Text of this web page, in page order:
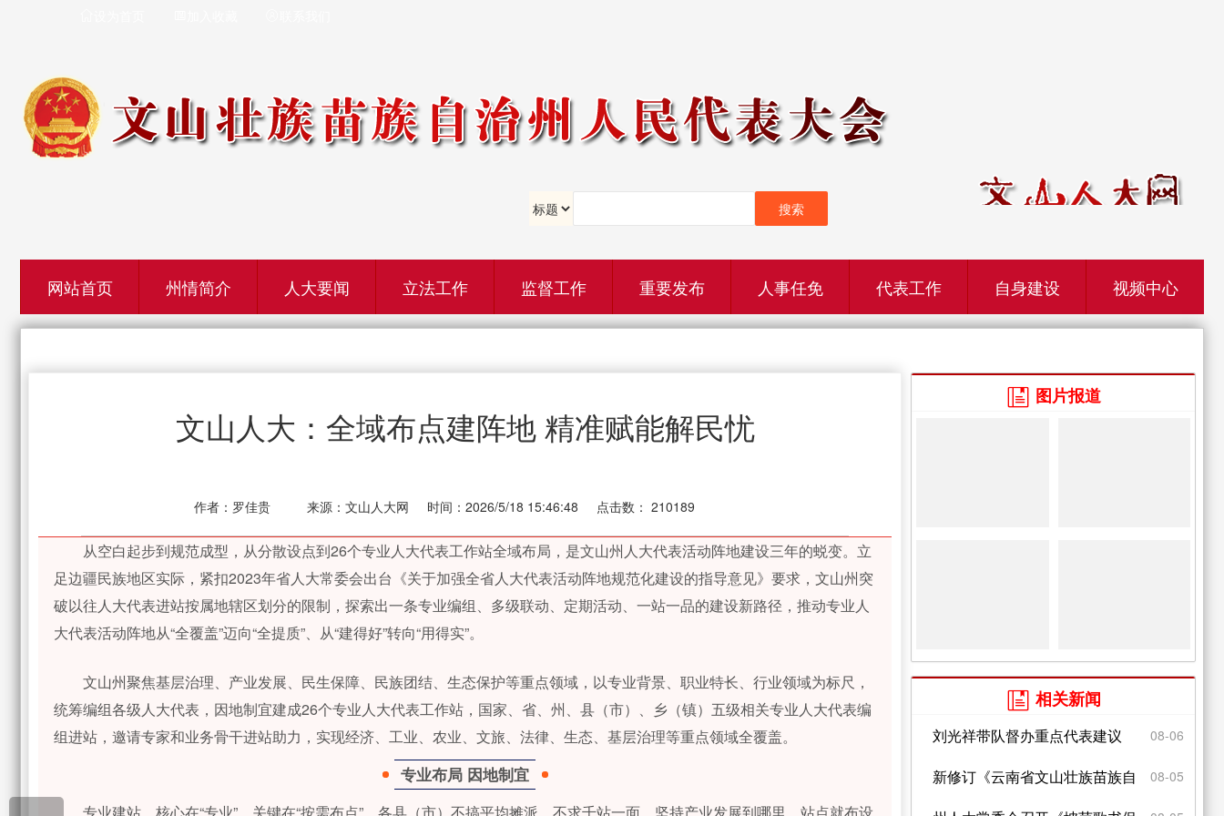
网站首页 州情简介 人大要闻 立法工作 监督工作 重要发布 人事任免 代表工作 自身建设 视频中心
文山人大：全域布点建阵地 精准赋能解民忧
作者： 罗佳贵 来源：文山人大网 时间：2026/5/18 15:46:48 点击数： 210189
从空白起步到规范成型，从分散设点到26个专业人大代表工作站全域布局，是文山州人大代表活动阵地建设三年的蜕变。立
足边疆民族地区实际，紧扣2023年省人大常委会出台《关于加强全省人大代表活动阵地规范化建设的指导意见》要求，文山州突
破以往人大代表进站按属地辖区划分的限制，探索出一条专业编组、多级联动、定期活动、一站一品的建设新路径，推动专业人
大代表活动阵地从“全覆盖”迈向“全提质”、从“建得好”转向“用得实”。
文山州聚焦基层治理、产业发展、民生保障、民族团结、生态保护等重点领域，以专业背景、职业特长、行业领域为标尺，
统筹编组各级人大代表，因地制宜建成26个专业人大代表工作站，国家、省、州、县（市）、乡（镇）五级相关专业人大代表编
组进站，邀请专家和业务骨干进站助力，实现经济、工业、农业、文旅、法律、生态、基层治理等重点领域全覆盖。
专业布局 因地制宜
专业建站，核心在“专业”，关键在“按需布点”。各县（市）不搞平均摊派、不求千站一面，坚持产业发展到哪里、站点就布设
 图片报道
 相关新闻
刘光祥带队督办重点代表建议 08-06
新修订《云南省文山壮族苗族自
08-05